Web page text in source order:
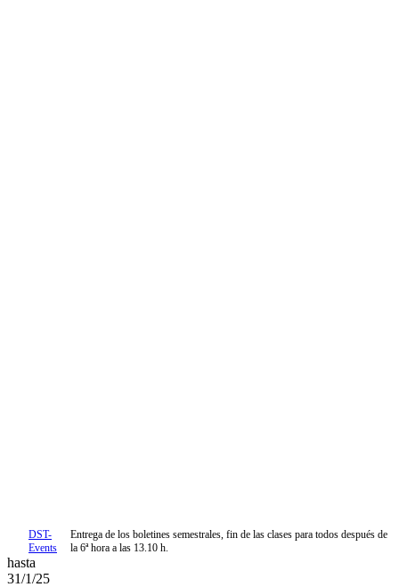
DST-
Events
Entrega de los boletines semestrales, fin de las clases para todos después de
la 6ª hora a las 13.10 h.
hasta
31/1/25